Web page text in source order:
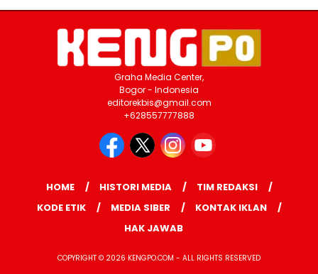
Graha Media Center,
Bogor - Indonesia
editorekbis@gmail.com
+628557777888
HOME HISTORI MEDIA
TIM REDAKSI
KODE ETIK
MEDIA SIBER
KONTAK IKLAN
HAK JAWAB
COPYRIGHT © 2026 KENGPO.COM - ALL RIGHTS RESERVED